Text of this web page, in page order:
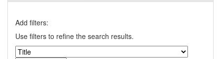
Add filters:
Use filters to refine the search results.